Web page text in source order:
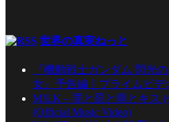
世界の真実ねっと
『機動戦士ガンダム 閃光
女』予告編｜プライムビデ
M!LK – 罪と罰と雨とキス
(Official Music Video)